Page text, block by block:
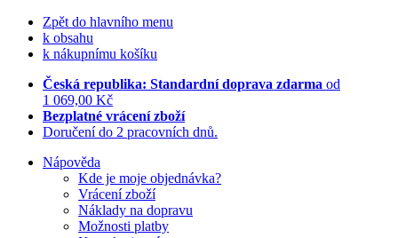
Zpět do hlavního menu
k obsahu
k nákupnímu košíku
Česká republika: Standardní doprava zdarma od
1 069,00 Kč
Bezplatné vrácení zboží
Doručení do 2 pracovních dnů.
Nápověda
Kde je moje objednávka?
Vrácení zboží
Náklady na dopravu
Možnosti platby